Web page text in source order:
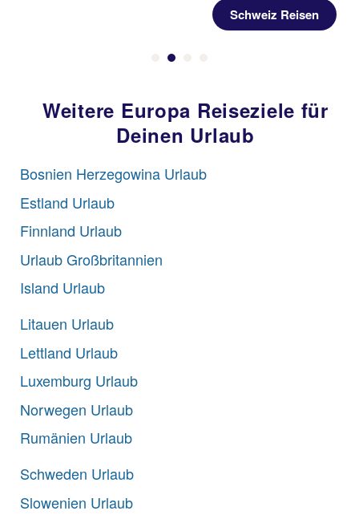
Belgien Reisen
Weitere Europa Reiseziele für
Deinen Urlaub
Bosnien Herzegowina Urlaub
Estland Urlaub
Finnland Urlaub
Urlaub Großbritannien
Island Urlaub
Litauen Urlaub
Lettland Urlaub
Luxemburg Urlaub
Norwegen Urlaub
Rumänien Urlaub
Schweden Urlaub
Slowenien Urlaub